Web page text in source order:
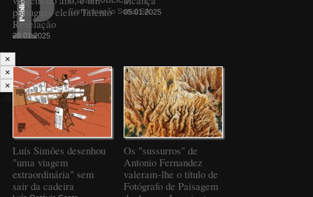
português eleito Talento
Revelação
29.01.2025
05.01.2025
Luís Simões desenhou
"uma viagem
extraordinária" sem
sair da cadeira
Os "sussurros" de
Antonio Fernandez
valeram-lhe o título de
Fotógrafo de Paisagem
Comunicação Social SA
×
×
×
--%>